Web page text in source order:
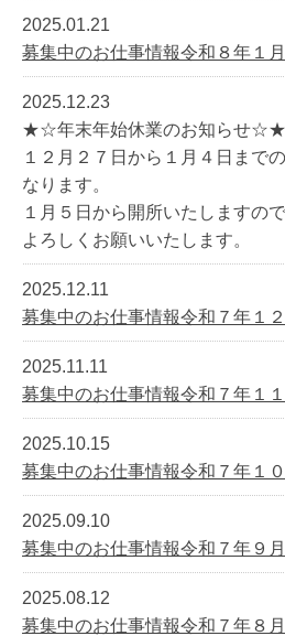
2025.01.21
募集中のお仕事情報令和８年１
2025.12.23
★☆年末年始休業のお知らせ☆★
１２月２７日から１月４日まで
なります。
１月５日から開所いたしますの
よろしくお願いいたします。
2025.12.11
募集中のお仕事情報令和７年１
2025.11.11
募集中のお仕事情報令和７年１
2025.10.15
募集中のお仕事情報令和７年１
2025.09.10
募集中のお仕事情報令和７年９
2025.08.12
募集中のお仕事情報令和７年８